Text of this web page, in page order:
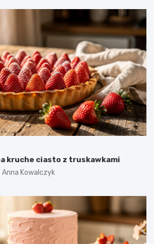
kruche ciasto z truskawkami
Anna Kowalczyk